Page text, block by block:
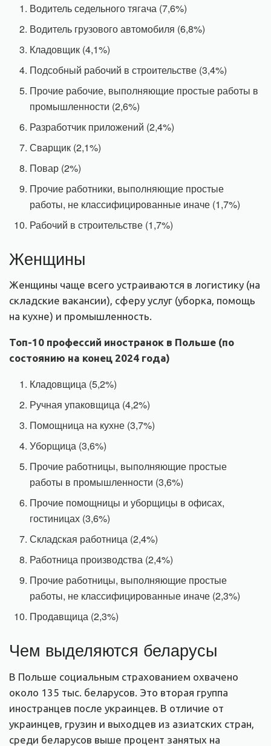
Водитель седельного тягача (7,6%)
Водитель грузового автомобиля (6,8%)
Кладовщик (4,1%)
Подсобный рабочий в строительстве (3,4%)
Прочие рабочие, выполняющие простые работы в
промышленности (2,6%)
Разработчик приложений (2,4%)
Сварщик (2,1%)
Повар (2%)
Прочие работники, выполняющие простые
работы, не классифицированные иначе (1,7%)
Рабочий в строительстве (1,7%)
Женщины
Женщины чаще всего устраиваются в логистику (на
складские вакансии), сферу услуг (уборка, помощь
на кухне) и промышленность.
Топ-10 профессий иностранок в Польше (по
состоянию на конец 2024 года)
Кладовщица (5,2%)
Ручная упаковщица (4,2%)
Помощница на кухне (3,7%)
Уборщица (3,6%)
Прочие работницы, выполняющие простые
работы в промышленности (3,6%)
Прочие помощницы и уборщицы в офисах,
гостиницах (3,6%)
Складская работница (2,4%)
Работница производства (2,4%)
Прочие работницы, выполняющие простые
работы, не классифицированные иначе (2,3%)
Продавщица (2,3%)
Чем выделяются беларусы
В Польше социальным страхованием охвачено
около 135 тыс. беларусов. Это вторая группа
иностранцев после украинцев. В отличие от
украинцев, грузин и выходцев из азиатских стран,
среди беларусов выше процент занятых на